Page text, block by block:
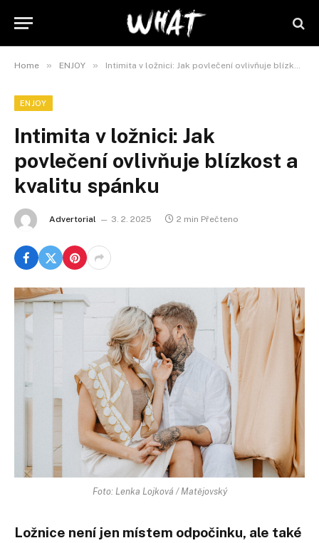
Home » ENJOY » Intimita v ložnici: Jak povlečení ovlivňuje blízkost a kvalitu spánku
ENJOY
Intimita v ložnici: Jak
povlečení ovlivňuje blízkost a
kvalitu spánku
Advertorial 3. 2. 2025 2 min Přečteno
Foto: Lenka Lojková / Matějovský
Ložnice není jen místem odpočinku, ale také